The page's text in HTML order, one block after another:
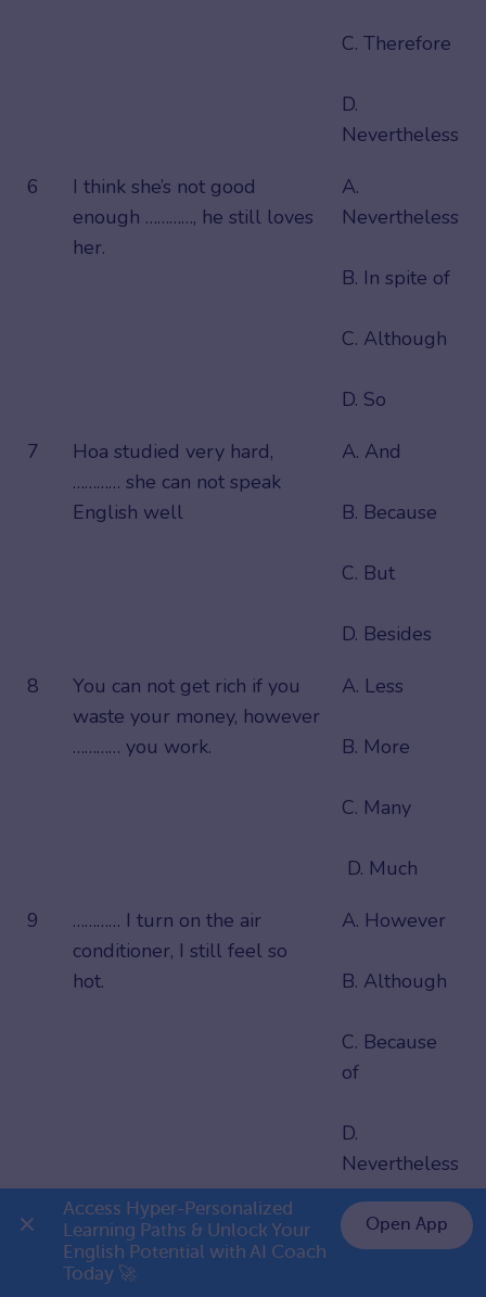
C. Therefore
D.
Nevertheless
6
I think she’s not good
enough …………, he still loves
her.
A.
Nevertheless
B. In spite of
C. Although
D. So
7
Hoa studied very hard,
………… she can not speak
English well
A. And
B. Because
C. But
D. Besides
8
You can not get rich if you
waste your money, however
………… you work.
A. Less
B. More
C. Many
D. Much
9
………… I turn on the air
conditioner, I still feel so
hot.
A. However
B. Although
C. Because
of
D.
Nevertheless
10
My father could not stop
my mother’s divorce
decision, however ………… he
A. Hard
👉 Premium 1 năm chỉ 799K
Access Hyper-Personalized
Learning Paths & Unlock Your
English Potential with AI Coach
Today 🚀
Open App